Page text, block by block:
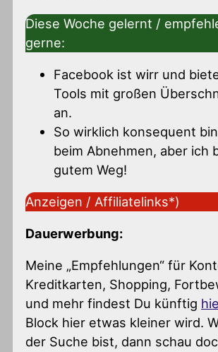
Diese Woche gelernt /
gerne:
Facebook ist wirr und
Tools mit großen
an.
So wirklich konsequent
beim Abnehmen, aber ich
gutem Weg!
Anzeigen / Affiliatelinks*)
Dauerwerbung:
Meine „Empfehlungen“ für
Kreditkarten, Shopping,
und mehr findest Du künftig
Block hier etwas kleiner wird.
der Suche bist, dann schau